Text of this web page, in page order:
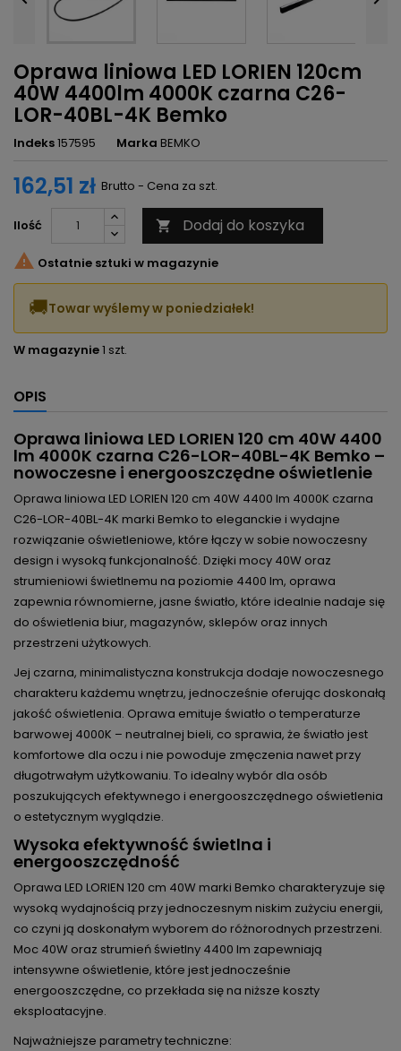
Oprawa liniowa LED LORIEN 120cm
40W 4400lm 4000K czarna C26-
LOR-40BL-4K Bemko
Indeks157595 Marka BEMKO
162,51 zł Brutto - Cena za szt.
Ilość  Dodaj do koszyka
 Ostatnie sztuki w magazynie
🚚Towar wyślemy w poniedziałek!
W magazynie1 szt.
OPIS
Oprawa liniowa LED LORIEN 120 cm 40W 4400
lm 4000K czarna C26-LOR-40BL-4K Bemko –
nowoczesne i energooszczędne oświetlenie
Oprawa liniowa LED LORIEN 120 cm 40W 4400 lm 4000K czarna
C26-LOR-40BL-4K marki Bemko to eleganckie i wydajne
rozwiązanie oświetleniowe, które łączy w sobie nowoczesny
design i wysoką funkcjonalność. Dzięki mocy 40W oraz
strumieniowi świetlnemu na poziomie 4400 lm, oprawa
zapewnia równomierne, jasne światło, które idealnie nadaje się
do oświetlenia biur, magazynów, sklepów oraz innych
przestrzeni użytkowych.
Jej czarna, minimalistyczna konstrukcja dodaje nowoczesnego
charakteru każdemu wnętrzu, jednocześnie oferując doskonałą
jakość oświetlenia. Oprawa emituje światło o temperaturze
barwowej 4000K – neutralnej bieli, co sprawia, że światło jest
komfortowe dla oczu i nie powoduje zmęczenia nawet przy
długotrwałym użytkowaniu. To idealny wybór dla osób
poszukujących efektywnego i energooszczędnego oświetlenia
o estetycznym wyglądzie.
Wysoka efektywność świetlna i
energooszczędność
Oprawa LED LORIEN 120 cm 40W marki Bemko charakteryzuje się
wysoką wydajnością przy jednoczesnym niskim zużyciu energii,
co czyni ją doskonałym wyborem do różnorodnych przestrzeni.
Moc 40W oraz strumień świetlny 4400 lm zapewniają
intensywne oświetlenie, które jest jednocześnie
energooszczędne, co przekłada się na niższe koszty
eksploatacyjne.
Najważniejsze parametry techniczne: